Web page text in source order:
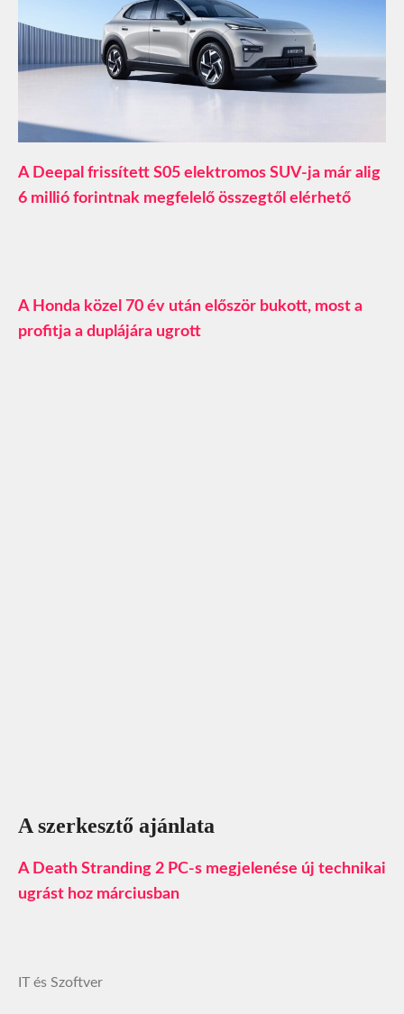
A Deepal frissített S05 elektromos SUV-ja már alig
6 millió forintnak megfelelő összegtől elérhető
A Honda közel 70 év után először bukott, most a
profitja a duplájára ugrott
A szerkesztő ajánlata
A Death Stranding 2 PC-s megjelenése új technikai
ugrást hoz márciusban
IT és Szoftver